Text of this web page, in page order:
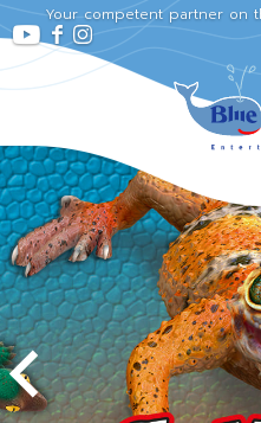
Your competent partner on